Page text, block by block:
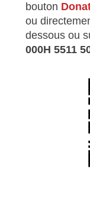
bouton
ou
dessous ou
000H 5511